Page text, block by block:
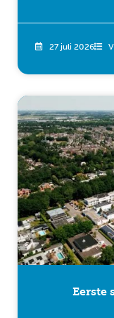
27 juli 2026
Eerste